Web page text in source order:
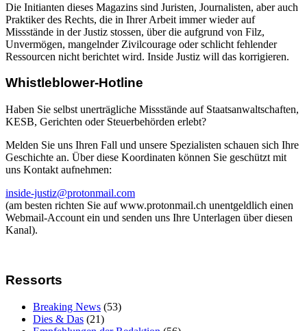
Die Initianten dieses Magazins sind Juristen, Journalisten, aber auch
Praktiker des Rechts, die in Ihrer Arbeit immer wieder auf
Missstände in der Justiz stossen, über die aufgrund von Filz,
Unvermögen, mangelnder Zivilcourage oder schlicht fehlender
Ressourcen nicht berichtet wird. Inside Justiz will das korrigieren.
Whistleblower-Hotline
Haben Sie selbst unerträgliche Missstände auf Staatsanwaltschaften,
KESB, Gerichten oder Steuerbehörden erlebt?
Melden Sie uns Ihren Fall und unsere Spezialisten schauen sich Ihre
Geschichte an. Über diese Koordinaten können Sie geschützt mit
uns Kontakt aufnehmen:
inside-justiz@protonmail.com
(am besten richten Sie auf www.protonmail.ch unentgeldlich einen
Webmail-Account ein und senden uns Ihre Unterlagen über diesen
Kanal).
Ressorts
Breaking News (53)
Dies & Das (21)